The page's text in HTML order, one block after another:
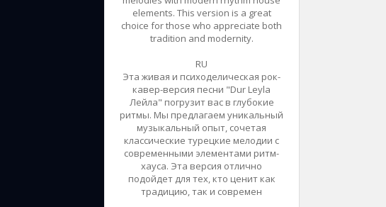
elements. This version is a great
choice for those who appreciate both
tradition and modernity.
RU
Эта живая и психоделическая рок-
кавер-версия песни "Dur Leyla
Лейла" погрузит вас в глубокие
ритмы. Мы предлагаем уникальный
музыкальный опыт, сочетая
классические турецкие мелодии с
современными элементами ритм-
хауса. Эта версия отлично
подойдет для тех, кто ценит как
традицию, так и современ